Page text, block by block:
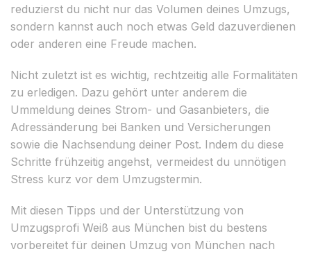
reduzierst du nicht nur das Volumen deines Umzugs,
sondern kannst auch noch etwas Geld dazuverdienen
oder anderen eine Freude machen.
Nicht zuletzt ist es wichtig, rechtzeitig alle Formalitäten
zu erledigen. Dazu gehört unter anderem die
Ummeldung deines Strom- und Gasanbieters, die
Adressänderung bei Banken und Versicherungen
sowie die Nachsendung deiner Post. Indem du diese
Schritte frühzeitig angehst, vermeidest du unnötigen
Stress kurz vor dem Umzugstermin.
Mit diesen Tipps und der Unterstützung von
Umzugsprofi Weiß aus München bist du bestens
vorbereitet für deinen Umzug von München nach